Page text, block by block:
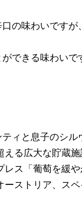
の味わいです
できる味わいで
ィと息子のシ
る広大な貯蔵
ス「葡萄を緩
ストリア、ス